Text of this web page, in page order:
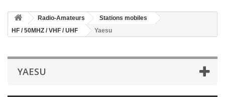
Radio-Amateurs
Stations mobiles
HF / 50MHZ / VHF / UHF
Yaesu
YAESU